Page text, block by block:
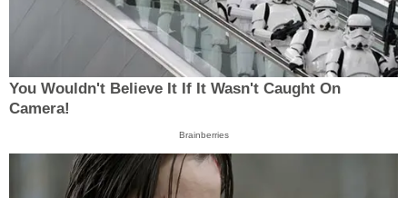
You Wouldn't Believe It If It Wasn't Caught On
Camera!
Brainberries